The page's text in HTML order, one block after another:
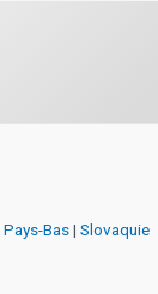
Pays-Bas| Slovaquie